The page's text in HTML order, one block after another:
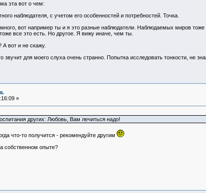
эта вот о чем:
наблюдателя, с учетом его особенностей и потребностей. Точка.
вот например ты и я это разные наблюдатели. Наблюдаемых миров
все это есть. Но другое. Я вижу иначе, чем ты.
вот и не скажу.
звучит для моего слуха очень странно. Попытка исследовать тонкости, не
»
других: Любовь, Вам лечиться надо!
что-то получится - рекомендуйте другим
собственном опыте?